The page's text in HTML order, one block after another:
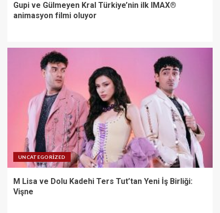
Gupi ve Gülmeyen Kral Türkiye’nin ilk IMAX®
animasyon filmi oluyor
UNCATEGORIZED
M Lisa ve Dolu Kadehi Ters Tut’tan Yeni İş Birliği:
Vişne